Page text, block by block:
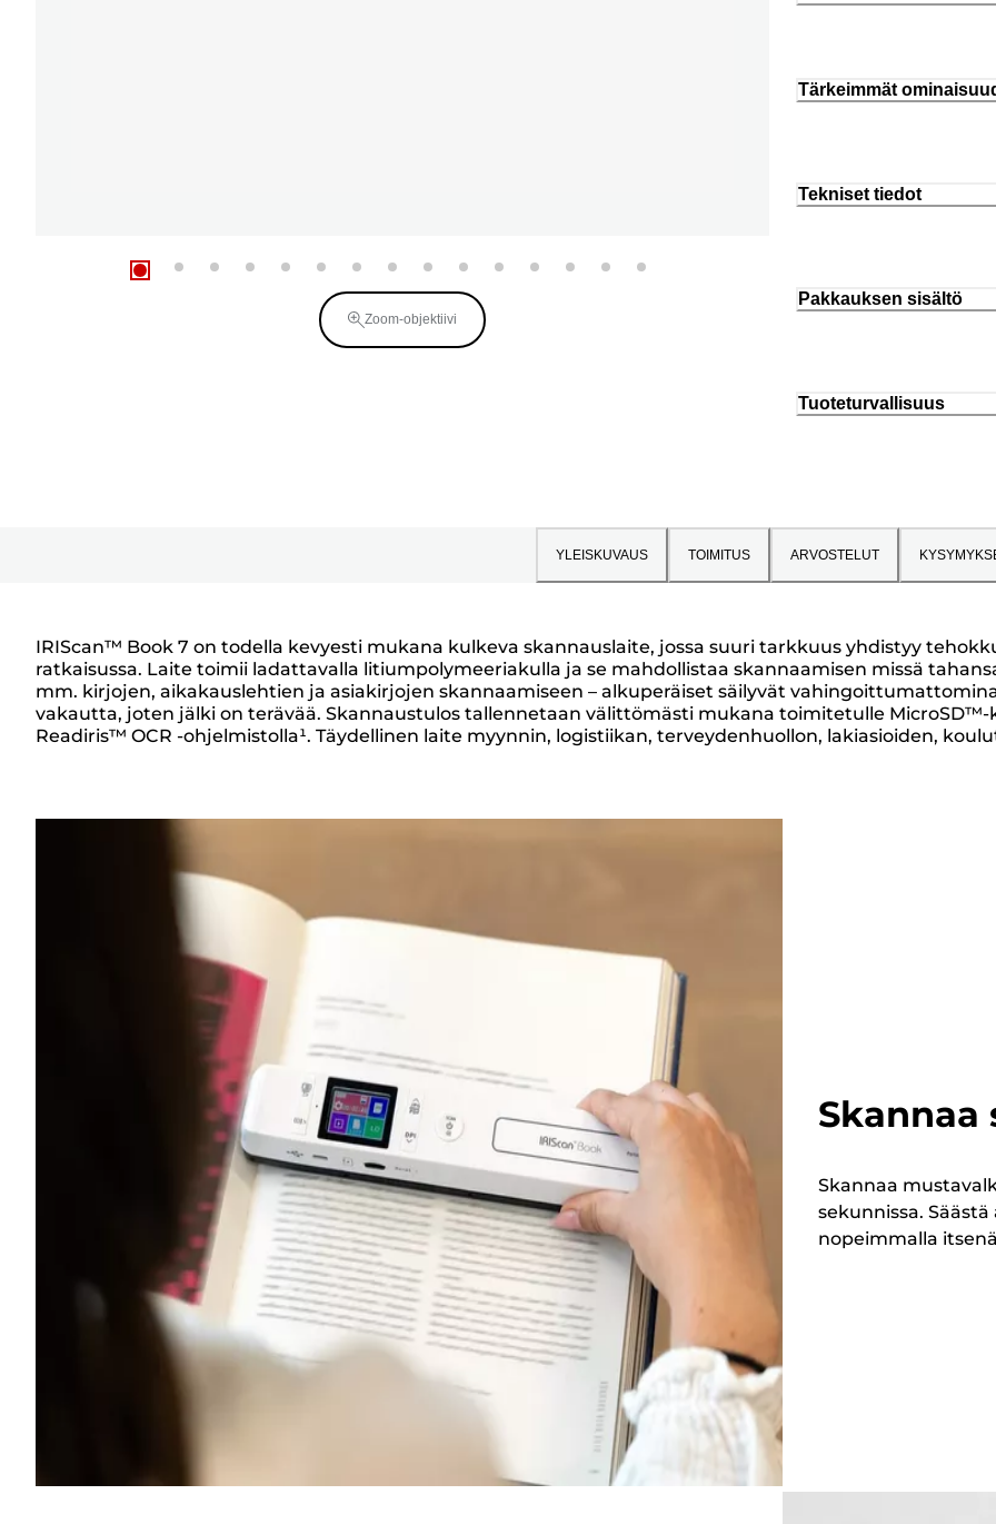
Zoom-objektiivi
Tärkeimmät
Tekniset tiedot
Pakkauksen sisältö
Tuoteturvallisuus
YLEISKUVAUS TOIMITUS ARVOSTELUT
Yleiskuvaus
IRIScan™ Book 7 on todella kevyesti mukana kulkeva skannauslaite, jossa suuri tarkkuus yhdistyy
ratkaisussa. Laite toimii ladattavalla litiumpolymeeriakulla ja se mahdollistaa skannaamisen missä
mm. kirjojen, aikakauslehtien ja asiakirjojen skannaamiseen – alkuperäiset säilyvät
vakautta, joten jälki on terävää. Skannaustulos tallennetaan välittömästi mukana toimitetulle
Readiris™ OCR -ohjelmistolla¹. Täydellinen laite myynnin, logistiikan, terveydenhuollon, lakiasioiden,
Skannaa
Skannaa
sekunnissa.
nopeimmalla